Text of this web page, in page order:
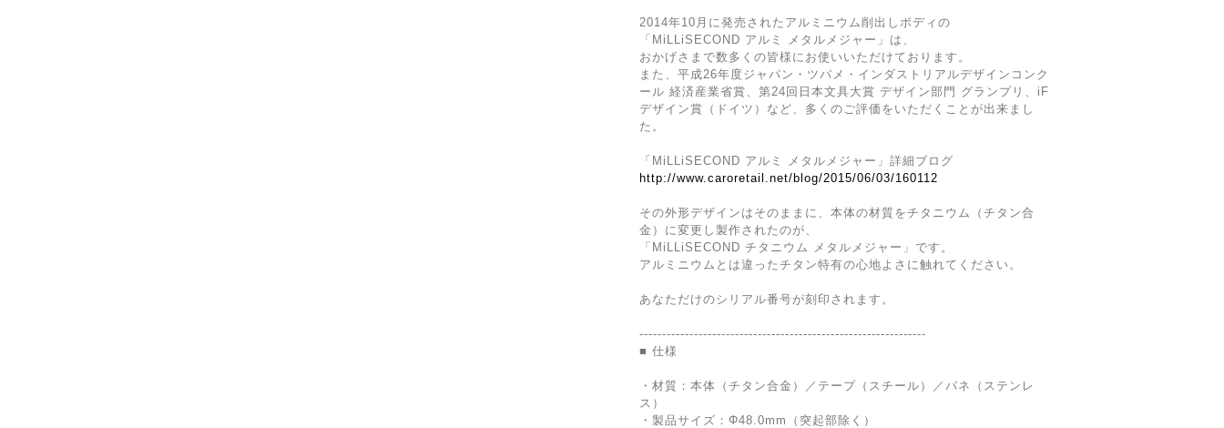
2014年10月に発売されたアルミニウム削出しボディの
「MiLLiSECOND アルミ メタルメジャー」は、
おかげさまで数多くの皆様にお使いいただけております。
また、平成26年度ジャパン・ツバメ・インダストリアルデザインコンク
ール 経済産業省賞、第24回日本文具大賞 デザイン部門 グランプリ、iF
デザイン賞（ドイツ）など、多くのご評価をいただくことが出来まし
た。
「MiLLiSECOND アルミ メタルメジャー」詳細ブログ
http://www.caroretail.net/blog/2015/06/03/160112
その外形デザインはそのままに、本体の材質をチタニウム（チタン合
金）に変更し製作されたのが、
「MiLLiSECOND チタニウム メタルメジャー」です。
アルミニウムとは違ったチタン特有の心地よさに触れてください。
あなただけのシリアル番号が刻印されます。
---------------------------------------------------------------
■ 仕様
・材質：本体（チタン合金）／テープ（スチール）／バネ（ステンレ
ス）
・製品サイズ：Φ48.0mm（突起部除く）